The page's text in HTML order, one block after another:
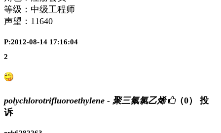
等级：中级工程师
声望： 11640
P:2012-08-14 17:16:04
2
polychlorotrifluoroethylene - 聚三氟氯乙烯 （0）
投
诉